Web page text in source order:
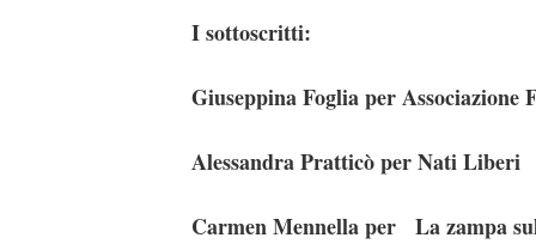
I sottoscritti:
Giuseppina Foglia per Associazione
Alessandra Pratticò per Nati Liberi
Carmen Mennella per La zampa